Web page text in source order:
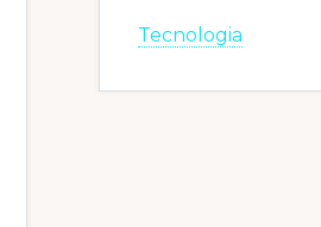
Tecnologia